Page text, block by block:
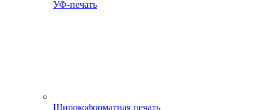
УФ-печать
Широкоформатная печать